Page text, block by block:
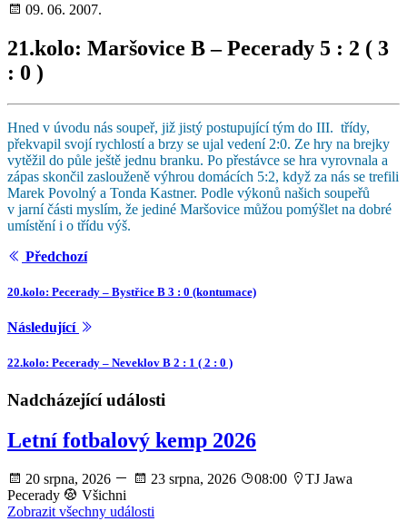
09. 06. 2007.
21.kolo: Maršovice B – Pecerady 5 : 2 ( 3
: 0 )
Hned v úvodu nás soupeř, již jistý postupující tým do III. třídy,
překvapil svojí rychlostí a brzy se ujal vedení 2:0. Ze hry na brejky
vytěžil do půle ještě jednu branku. Po přestávce se hra vyrovnala a
zápas skončil zaslouženě výhrou domácích 5:2, když za nás se trefili
Marek Povolný a Tonda Kastner. Podle výkonů našich soupeřů
v jarní části myslím, že jediné Maršovice můžou pomýšlet na dobré
umístění i o třídu výš.
Předchozí
20.kolo: Pecerady – Bystřice B 3 : 0 (kontumace)
Následující
22.kolo: Pecerady – Neveklov B 2 : 1 ( 2 : 0 )
Nadcházející události
Letní fotbalový kemp 2026
20 srpna, 2026 23 srpna, 2026 08:00
TJ Jawa
Pecerady
Všichni
Zobrazit všechny události